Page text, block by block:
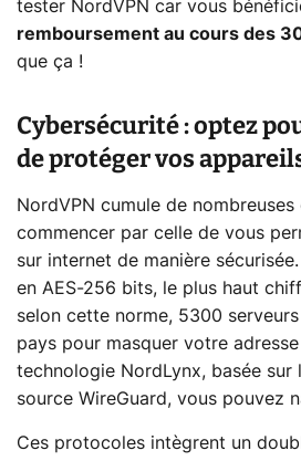
tester NordVPN car vous
remboursement au cours des
que ça !
Cybersécurité : optez
de protéger vos
NordVPN cumule de nombreuses
commencer par celle de vous
sur internet de manière
en AES-256 bits, le plus haut
selon cette norme, 5300
pays pour masquer votre adresse
technologie NordLynx, basée
source WireGuard, vous pouvez
Ces protocoles intègrent un